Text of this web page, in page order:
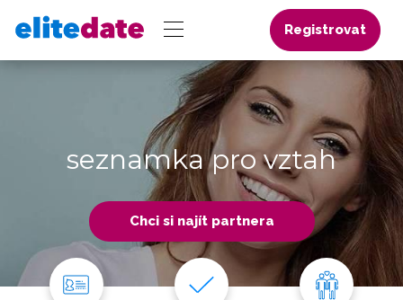
Registrovat
seznamka pro vztah
Chci si najít partnera